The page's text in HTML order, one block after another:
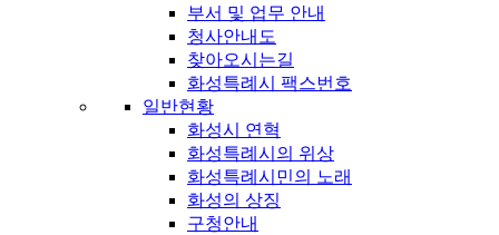
부서 및 업무 안내
청사안내도
찾아오시는길
화성특례시 팩스번호
일반현황
화성시 연혁
화성특례시의 위상
화성특례시민의 노래
화성의 상징
구청안내